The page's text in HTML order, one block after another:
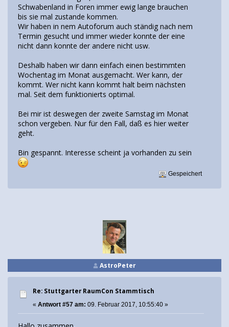
Schwabenland in Foren immer ewig lange brauchen
bis sie mal zustande kommen.
Wir haben in nem Autoforum auch ständig nach nem
Termin gesucht und immer wieder konnte der eine
nicht dann konnte der andere nicht usw.
Deshalb haben wir dann einfach einen bestimmten
Wochentag im Monat ausgemacht. Wer kann, der
kommt. Wer nicht kann kommt halt beim nächsten
mal. Seit dem funktionierts optimal.
Bei mir ist deswegen der zweite Samstag im Monat
schon vergeben. Nur für den Fall, daß es hier weiter
geht.
Bin gespannt. Interesse scheint ja vorhanden zu sein
Gespeichert
AstroPeter
Re: Stuttgarter RaumCon Stammtisch
« Antwort #57 am: 09. Februar 2017, 10:55:40 »